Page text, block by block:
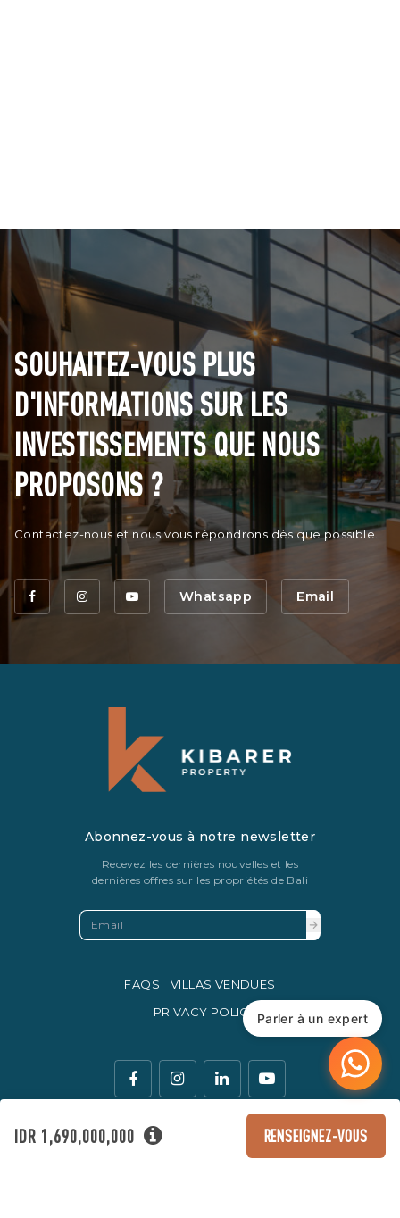
SOUHAITEZ-VOUS PLUS
D'INFORMATIONS SUR LES
INVESTISSEMENTS QUE NOUS
PROPOSONS ?
Contactez-nous et nous vous répondrons dès que possible.
Whatsapp Email
IDR 1,690,000,000 RENSEIGNEZ-VOUS
Abonnez-vous à notre newsletter
Recevez les dernières nouvelles et les
dernières offres sur les propriétés de Bali
FAQS
VILLAS VENDUES
PRIVACY POLICY
La monnaie légale d'échange en Indonésie est la roupie
Parler à un expert